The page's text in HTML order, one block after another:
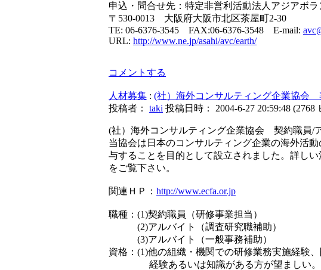
申込・問合せ先：特定非営利活動法人アジアボラ
〒530-0013 大阪府大阪市北区茶屋町2-30
TE: 06-6376-3545 FAX:06-6376-3548 E-mail:
URL: http://www.ne.jp/asahi/avc/earth/
コメントする
人材募集 : (社）海外コンサルティング企業協
投稿者： taki 投稿日時： 2004-6-27 20:59:48 (2768
(社）海外コンサルティング企業協会 契約職員/
当協会は日本のコンサルティング企業の海外活
与することを目的として設立されました。詳し
をご覧下さい。
関連ＨＰ： http://www.ecfa.or.jp
職種：(1)契約職員（研修事業担当）
(2)アルバイト（調査研究職補助）
(3)アルバイト（一般事務補助）
資格：(1)他の組織・機関での研修業務実施経験
経験あるいは知識がある方が望ましい。